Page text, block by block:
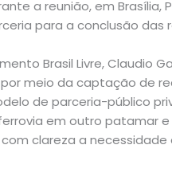
a reunião, em Brasília,
para a conclusão das
Brasil Livre, Claudio
meio da captação de
de parceria-público
em outro patamar e
clareza a